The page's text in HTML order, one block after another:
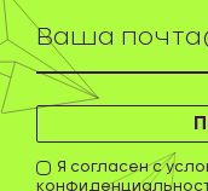
Я согласен с